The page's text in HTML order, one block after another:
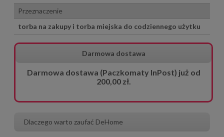
Przeznaczenie
torba na zakupy i torba miejska do codziennego użytku
Darmowa dostawa
Darmowa dostawa (Paczkomaty InPost) już od
200,00 zł.
Dlaczego warto zaufać DeHome